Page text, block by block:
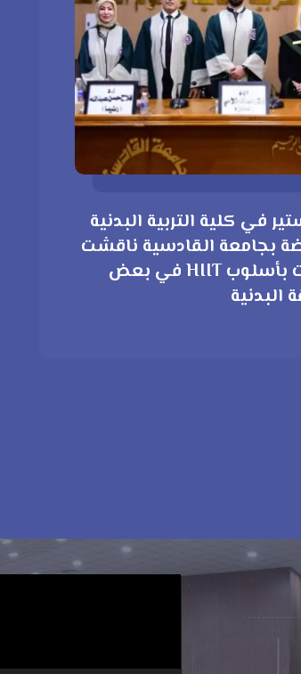
في كلية التربية البدنية
بجامعة القادسية ناقشت
تأثير تمرينات بأسلوب HIIT في بعض
البدنية